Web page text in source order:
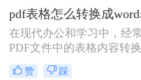
用。那么电脑怎么pdf转
本文将介绍三种在电脑上
转换为Word文档的方法。
在现代办公和学习中，经
PDF文件中的表格内容转
格以便于编辑和修改。那
么转换成word表格呢？以
赞 踩